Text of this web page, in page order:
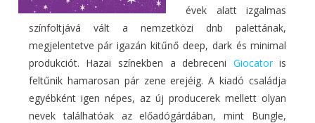
évek alatt izgalmas
színfoltjává vált a nemzetközi dnb palettának,
megjelentetve pár igazán kitűnő deep, dark és minimal
produkciót. Hazai színekben a debreceni Giocatoris
feltűnik hamarosan pár zene erejéig. A kiadó családja
egyébként igen népes, az új producerek mellett olyan
nevek találhatóak az előadógárdában, mint Bungle,